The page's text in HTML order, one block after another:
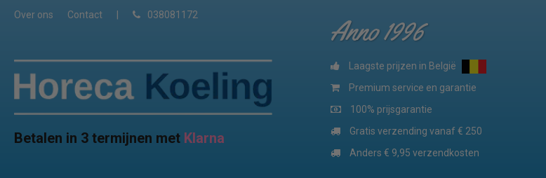
Over ons Contact 038081172
Betalen in 3 termijnen met Klarna
Anno 1996
Laagste prijzen in België
Premium service en garantie
100% prijsgarantie
Gratis verzending vanaf € 250
Anders € 9,95 verzendkosten